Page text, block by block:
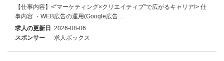
【仕事内容】<“マーケティング×クリエイティブ”で広がるキャリア!> 仕
事内容 ・WEB広告の運用(Google広告…
求人の更新日 2026-08-06
スポンサー
求人ボックス